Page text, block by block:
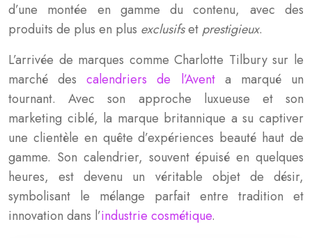
d’une montée en gamme du contenu, avec des
produits de plus en plus exclusifset prestigieux.
L’arrivée de marques comme Charlotte Tilbury sur le
marché descalendriers de l’Aventa marqué un
tournant. Avec son approche luxueuse et son
marketing ciblé, la marque britannique a su captiver
une clientèle en quête d’expériences beauté haut de
gamme. Son calendrier, souvent épuisé en quelques
heures, est devenu un véritable objet de désir,
symbolisant le mélange parfait entre tradition et
innovation dans l’industrie cosmétique.